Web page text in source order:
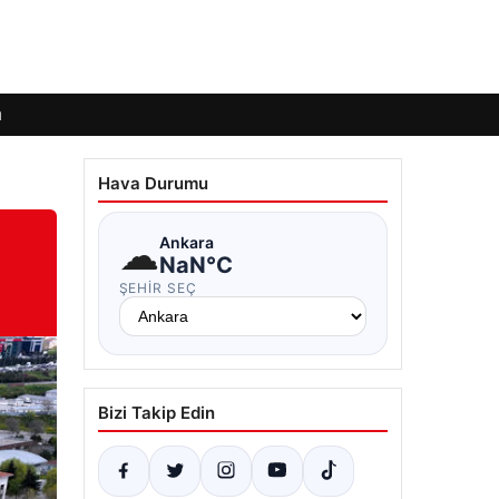
Hava Durumu
☁Ankara
NaN°C
ŞEHIR SEÇ
Bizi Takip Edin